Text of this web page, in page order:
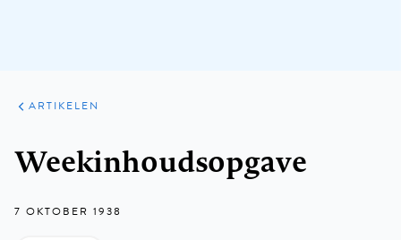
ARTIKELEN
Weekinhoudsopgave
7 OKTOBER 1938